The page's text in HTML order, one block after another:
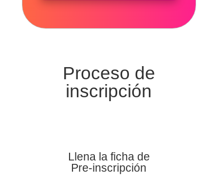
Proceso de
inscripción
Llena la ficha de
Pre-inscripción